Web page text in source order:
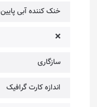
خنک کننده آبی پایین
❌
سازگاری
اندازه کارت گرافیک